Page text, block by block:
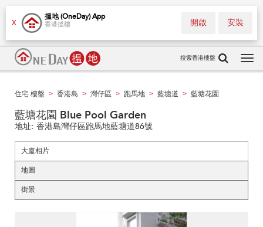
X
搵地 (OneDay) App
香港搵樓 安裝
開啟
搜索香港樓盤
住宅 樓盤 > 香港島 > 灣仔區 > 跑馬地 > 藍塘道 > 藍塘花園
藍塘花園 Blue Pool Garden
地址: 香港島灣仔區跑馬地藍塘道86號
大廈相片
地圖
街景